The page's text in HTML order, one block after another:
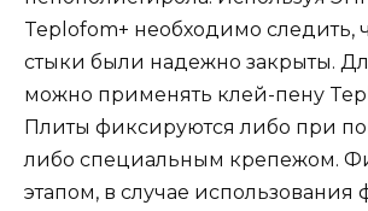
Teplofom+ необходимо следить,
стыки были надежно закрыты.
можно применять клей-пену
Плиты фиксируются либо при
либо специальным крепежом.
этапом, в случае